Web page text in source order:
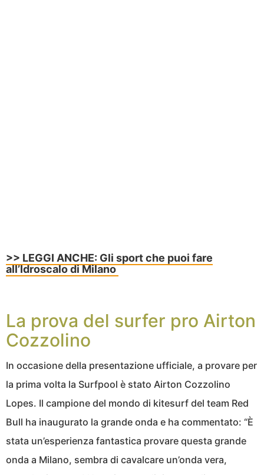
>> LEGGI ANCHE: Gli sport che puoi fare
all’Idroscalo di Milano
La prova del surfer pro Airton
Cozzolino
In occasione della presentazione ufficiale, a provare per
la prima volta la Surfpool è stato Airton Cozzolino
Lopes. Il campione del mondo di kitesurf del team Red
Bull ha inaugurato la grande onda e ha commentato: “È
stata un’esperienza fantastica provare questa grande
onda a Milano, sembra di cavalcare un’onda vera,